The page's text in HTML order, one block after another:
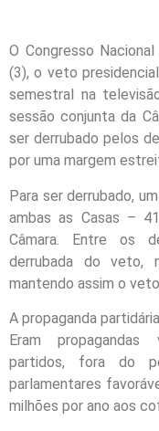
O Congresso
(3), o veto
semestral na
sessão conjunta da
ser derrubado pelos
por uma margem
Para ser derrubado,
ambas as Casas –
Câmara. Entre os
derrubada do veto,
mantendo assim o
A propaganda
Eram propagandas
partidos, fora do
parlamentares
milhões por ano aos